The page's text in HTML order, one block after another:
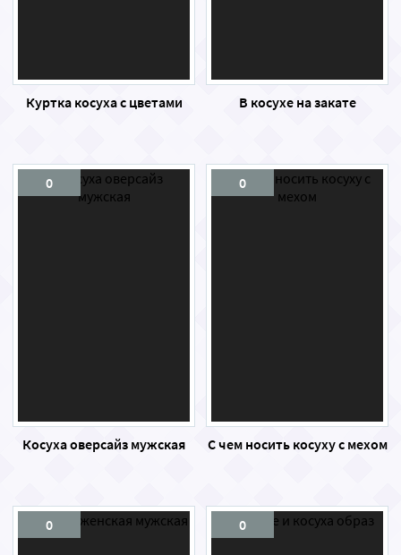
Куртка косуха с цветами В косухе на закате
0
Косуха оверсайз мужская
0
С чем носить косуху с мехом
0 0